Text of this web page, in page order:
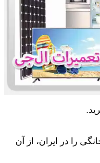
را در ایران، از آن